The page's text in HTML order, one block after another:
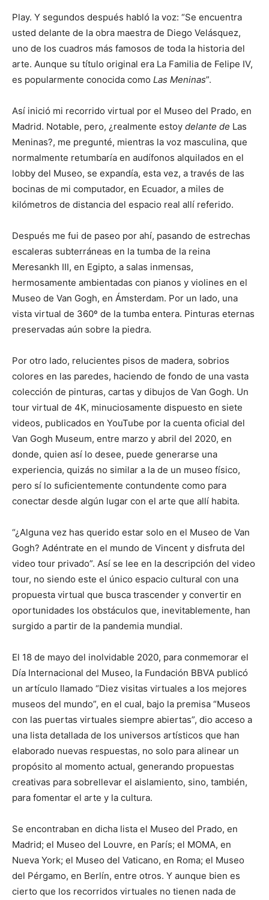
Play. Y segundos después habló la voz: “Se encuentra
usted delante de la obra maestra de Diego Velásquez,
uno de los cuadros más famosos de toda la historia del
arte. Aunque su título original era La Familia de Felipe IV,
es popularmente conocida como Las Meninas”.
Así inició mi recorrido virtual por el Museo del Prado, en
Madrid. Notable, pero, ¿realmente estoy delante de Las
Meninas?, me pregunté, mientras la voz masculina, que
normalmente retumbaría en audífonos alquilados en el
lobby del Museo, se expandía, esta vez, a través de las
bocinas de mi computador, en Ecuador, a miles de
kilómetros de distancia del espacio real allí referido.
Después me fui de paseo por ahí, pasando de estrechas
escaleras subterráneas en la tumba de la reina
Meresankh III, en Egipto, a salas inmensas,
hermosamente ambientadas con pianos y violines en el
Museo de Van Gogh, en Ámsterdam. Por un lado, una
vista virtual de 360º de la tumba entera. Pinturas eternas
preservadas aún sobre la piedra.
Por otro lado, relucientes pisos de madera, sobrios
colores en las paredes, haciendo de fondo de una vasta
colección de pinturas, cartas y dibujos de Van Gogh. Un
tour virtual de 4K, minuciosamente dispuesto en siete
videos, publicados en YouTube por la cuenta oficial del
Van Gogh Museum, entre marzo y abril del 2020, en
donde, quien así lo desee, puede generarse una
experiencia, quizás no similar a la de un museo físico,
pero sí lo suficientemente contundente como para
conectar desde algún lugar con el arte que allí habita.
“¿Alguna vez has querido estar solo en el Museo de Van
Gogh? Adéntrate en el mundo de Vincent y disfruta del
video tour privado”. Así se lee en la descripción del video
tour, no siendo este el único espacio cultural con una
propuesta virtual que busca trascender y convertir en
oportunidades los obstáculos que, inevitablemente, han
surgido a partir de la pandemia mundial.
El 18 de mayo del inolvidable 2020, para conmemorar el
Día Internacional del Museo, la Fundación BBVA publicó
un artículo llamado “Diez visitas virtuales a los mejores
museos del mundo”, en el cual, bajo la premisa “Museos
con las puertas virtuales siempre abiertas”, dio acceso a
una lista detallada de los universos artísticos que han
elaborado nuevas respuestas, no solo para alinear un
propósito al momento actual, generando propuestas
creativas para sobrellevar el aislamiento, sino, también,
para fomentar el arte y la cultura.
Se encontraban en dicha lista el Museo del Prado, en
Madrid; el Museo del Louvre, en París; el MOMA, en
Nueva York; el Museo del Vaticano, en Roma; el Museo
del Pérgamo, en Berlín, entre otros. Y aunque bien es
cierto que los recorridos virtuales no tienen nada de